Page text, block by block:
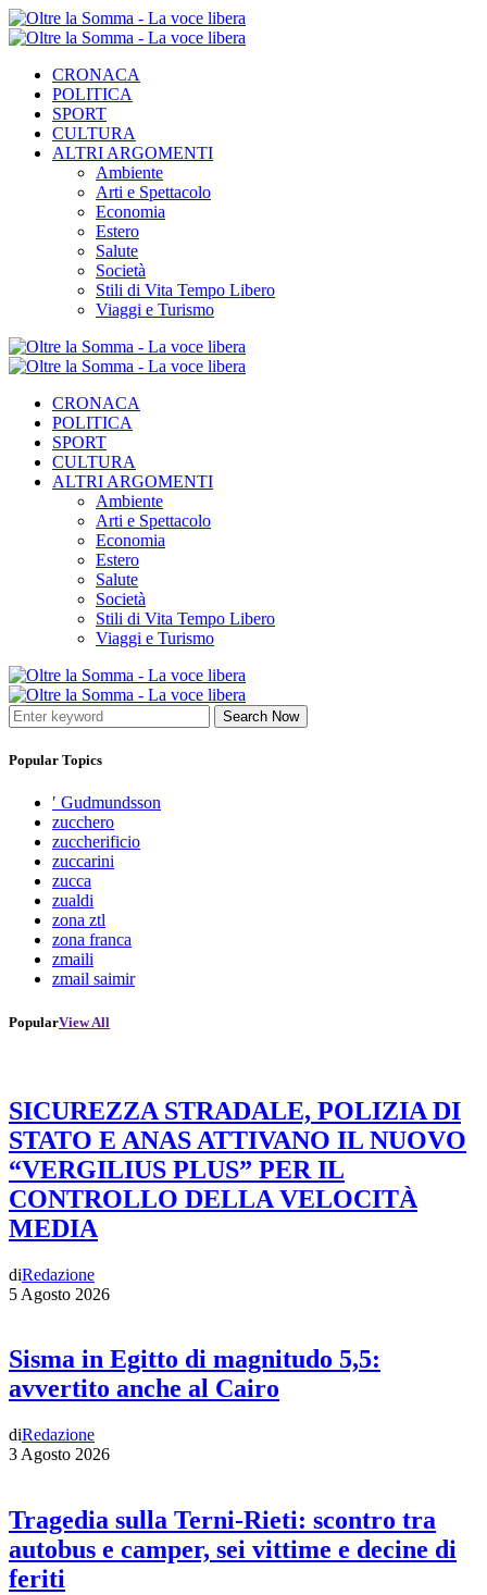
CRONACA
POLITICA
SPORT
CULTURA
ALTRI ARGOMENTI
Ambiente
Arti e Spettacolo
Economia
Estero
Salute
Società
Stili di Vita Tempo Libero
Viaggi e Turismo
CRONACA
POLITICA
SPORT
CULTURA
ALTRI ARGOMENTI
Ambiente
Arti e Spettacolo
Economia
Estero
Salute
Società
Stili di Vita Tempo Libero
Viaggi e Turismo
Search Now
Popular Topics
′ Gudmundsson
zucchero
zuccherificio
zuccarini
zucca
zualdi
zona ztl
zona franca
zmaili
zmail saimir
PopularView All
SICUREZZA STRADALE, POLIZIA DI
STATO E ANAS ATTIVANO IL NUOVO
“VERGILIUS PLUS” PER IL
CONTROLLO DELLA VELOCITÀ
MEDIA
diRedazione
5 Agosto 2026
Sisma in Egitto di magnitudo 5,5:
avvertito anche al Cairo
diRedazione
3 Agosto 2026
Tragedia sulla Terni-Rieti: scontro tra
autobus e camper, sei vittime e decine di
feriti